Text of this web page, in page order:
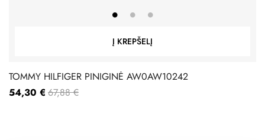
Į KREPŠELĮ
TOMMY HILFIGER PINIGINĖ AW0AW10242
54,30 € 67,88 €